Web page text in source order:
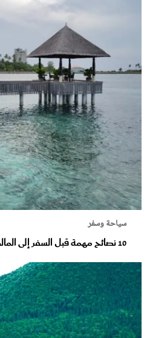
سياحة وسفر
10 نصائح مهمة قبل السفر إلى المالديف لأول مرة.. تعرفي إليها